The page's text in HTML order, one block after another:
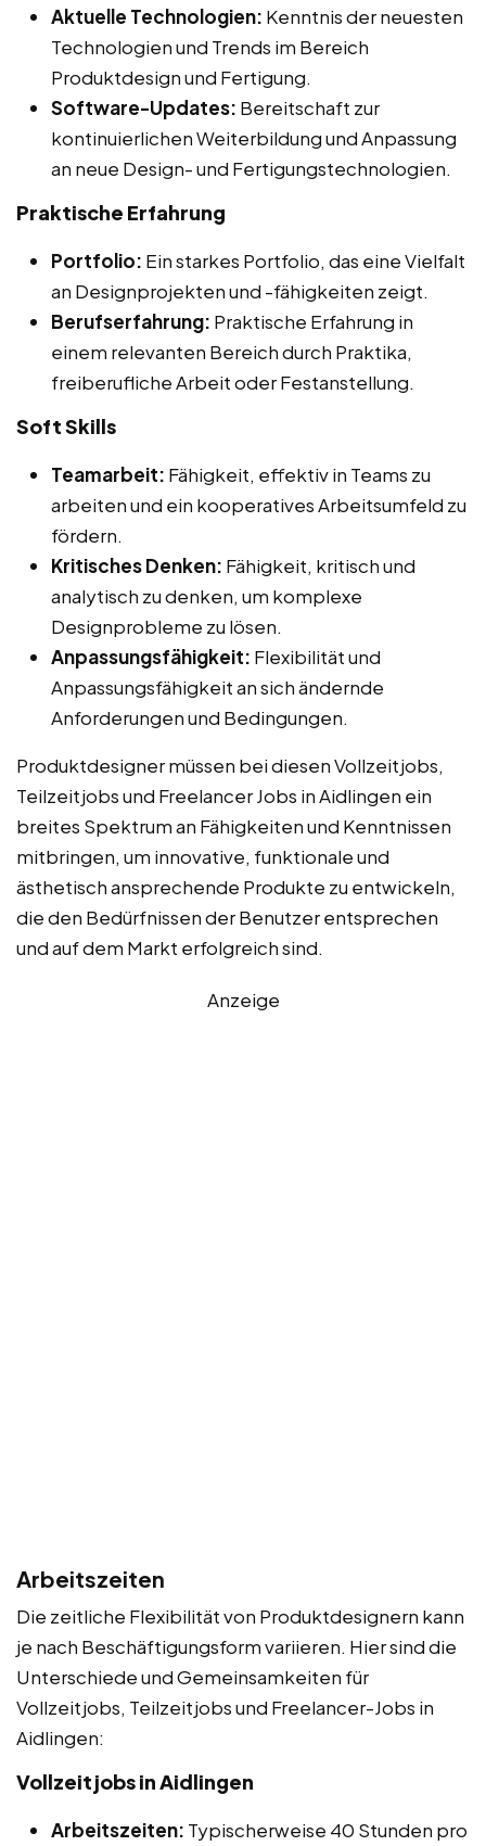
Aktuelle Technologien: Kenntnis der neuesten
Technologien und Trends im Bereich
Produktdesign und Fertigung.
Software-Updates: Bereitschaft zur
kontinuierlichen Weiterbildung und Anpassung
an neue Design- und Fertigungstechnologien.
Praktische Erfahrung
Portfolio: Ein starkes Portfolio, das eine Vielfalt
an Designprojekten und -fähigkeiten zeigt.
Berufserfahrung: Praktische Erfahrung in
einem relevanten Bereich durch Praktika,
freiberufliche Arbeit oder Festanstellung.
Soft Skills
Teamarbeit: Fähigkeit, effektiv in Teams zu
arbeiten und ein kooperatives Arbeitsumfeld zu
fördern.
Kritisches Denken: Fähigkeit, kritisch und
analytisch zu denken, um komplexe
Designprobleme zu lösen.
Anpassungsfähigkeit: Flexibilität und
Anpassungsfähigkeit an sich ändernde
Anforderungen und Bedingungen.
Produktdesigner müssen bei diesen Vollzeitjobs,
Teilzeitjobs und Freelancer Jobs in Aidlingen ein
breites Spektrum an Fähigkeiten und Kenntnissen
mitbringen, um innovative, funktionale und
ästhetisch ansprechende Produkte zu entwickeln,
die den Bedürfnissen der Benutzer entsprechen
und auf dem Markt erfolgreich sind.
Anzeige
Arbeitszeiten
Die zeitliche Flexibilität von Produktdesignern kann
je nach Beschäftigungsform variieren. Hier sind die
Unterschiede und Gemeinsamkeiten für
Vollzeitjobs, Teilzeitjobs und Freelancer-Jobs in
Aidlingen:
Vollzeitjobs in Aidlingen
Arbeitszeiten: Typischerweise 40 Stunden pro